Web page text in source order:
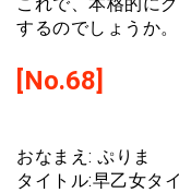
これで、本格的に
するのでしょうか。
[No.68]
おなまえ: ぷりま
タイトル:早乙女タ